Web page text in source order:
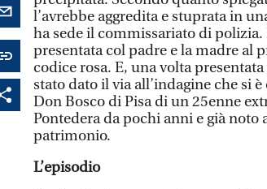
l’avrebbe aggredita e stuprata in
ha sede il commissariato di polizia.
presentata col padre e la madre al
codice rosa. E, una volta
stato dato il via all’indagine che si
Don Bosco di Pisa di un 25enne
Pontedera da pochi anni e già
patrimonio.
L’episodio